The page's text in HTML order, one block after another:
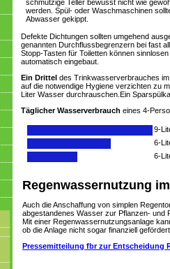
schmutzige Teller bewusst nicht wie
werden. Spül- oder Waschmaschinen
Abwasser gekippt.
Defekte Dichtungen sollten umgehend
genannten Durchflussbegrenzern bei fast
Stopp-Tasten für Toiletten können
automatisch eingebaut.
Ein Drittel des Trinkwasserverbrauches
auf die notwendige Hygiene verzichten zu
Liter Wasser durchrauschen.Ein
Täglicher Wasserverbrauch eines 4-
9-
6-
6-
Regenwassernutzung
Auch die Anschaffung von simplen
abgestandenes Wasser zur Pflanzen- und
Mit einer Regenwassernutzungsanlage
ob die Anlage nicht sogar finanziell
Pressemitteilung fbr zur Entscheidung